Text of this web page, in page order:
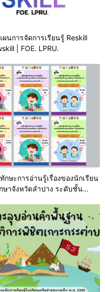
ผนการจัดการเรียนรู้ Reskill
| FOE. LPRU.
กษะการอ่านรู้เรื่องของนักเรียน
ษาจังหวัดลำปาง ระดับชั้น